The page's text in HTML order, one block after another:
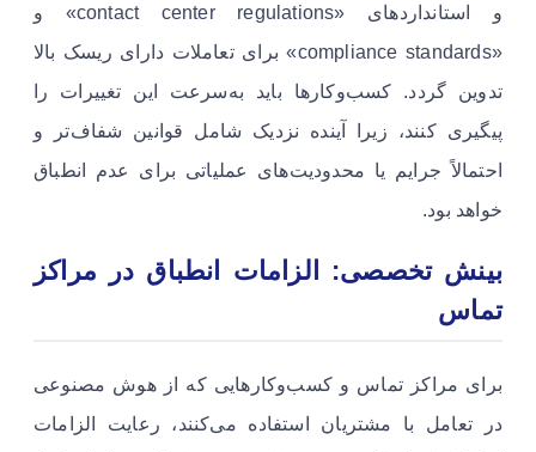
و استانداردهای «contact center regulations» و
«compliance standards» برای تعاملات دارای ریسک بالا
تدوین گردد. کسب‌وکارها باید به‌سرعت این تغییرات را
پیگیری کنند، زیرا آینده نزدیک شامل قوانین شفاف‌تر و
احتمالاً جرایم یا محدودیت‌های عملیاتی برای عدم انطباق
خواهد بود.
بینش تخصصی: الزامات انطباق در مراکز
تماس
برای مراکز تماس و کسب‌وکارهایی که از هوش مصنوعی
در تعامل با مشتریان استفاده می‌کنند، رعایت الزامات